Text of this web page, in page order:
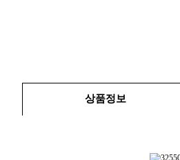
상품정보